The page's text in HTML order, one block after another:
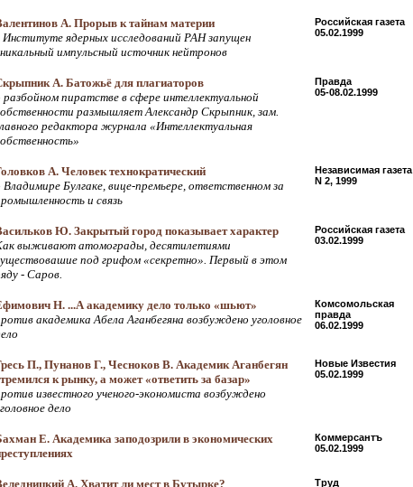
А. Прорыв к тайнам материи
Институте ядерных исследований РАН запущен
импульсный источник нейтронов
Российская газета
05.02.1999
А. Батожьё для плагиаторов
разбойном пиратстве в сфере интеллектуальной
размышляет Александр Скрыпник, зам.
редактора журнала «Интеллектуальная
Правда
05-08.02.1999
А. Человек технократический
Владимире Булгаке, вице-премьере, ответственном за
и связь
Независимая газета
N 2, 1999
Ю. Закрытый город показывает характер
выживают атомограды, десятилетиями
под грифом «секретно». Первый в этом
- Саров.
Российская газета
03.02.1999
Н. ...А академику дело только «шьют»
академика Абела Аганбегяна возбуждено уголовное
Комсомольская
правда
06.02.1999
П., Пунанов Г., Чесноков В. Академик Аганбегян
к рынку, а может «ответить за базар»
известного ученого-экономиста возбуждено
дело
Новые Известия
05.02.1999
Е. Академика заподозрили в экономических
Коммерсантъ
05.02.1999
А. Хватит ли мест в Бутырке?
Труд